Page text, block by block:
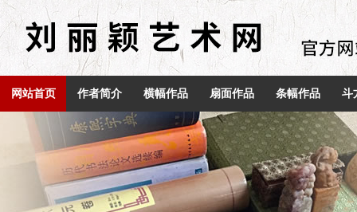
网站首页 作者简介 横幅作品 扇面作品 条幅作品 斗